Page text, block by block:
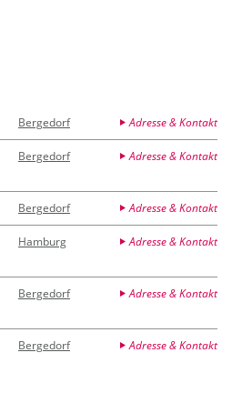
Bergedorf Adresse & Kontakt
Bergedorf Adresse & Kontakt
Bergedorf Adresse & Kontakt
Hamburg Adresse & Kontakt
Bergedorf Adresse & Kontakt
Bergedorf Adresse & Kontakt